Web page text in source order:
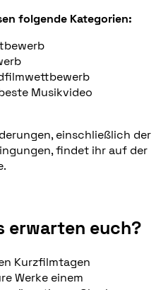
folgende Kategorien:
Musikvideo
einschließlich der
findet ihr auf der
erwarten euch?
Kurzfilmtagen
Werke einem